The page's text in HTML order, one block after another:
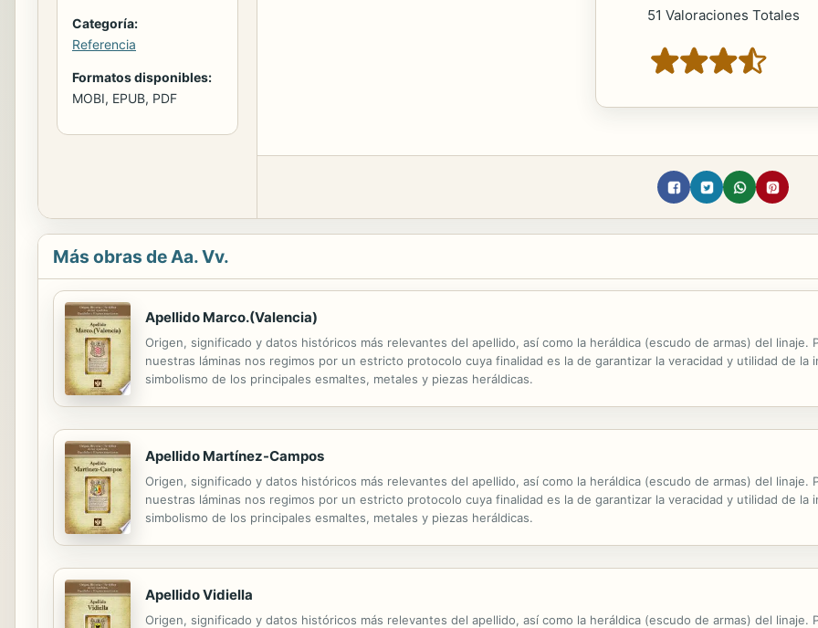
Categoría:
Referencia
Formatos disponibles:
MOBI, EPUB, PDF
51 Valoraciones Totales
Más obras de Aa. Vv.
Apellido Marco.(Valencia)
Origen, significado y datos históricos más relevantes del apellido, así como la heráldica (escudo de armas) del linaje.
nuestras láminas nos regimos por un estricto protocolo cuya finalidad es la de garantizar la veracidad y utilidad de la
simbolismo de los principales esmaltes, metales y piezas heráldicas.
Apellido Martínez-Campos
Origen, significado y datos históricos más relevantes del apellido, así como la heráldica (escudo de armas) del linaje.
nuestras láminas nos regimos por un estricto protocolo cuya finalidad es la de garantizar la veracidad y utilidad de la
simbolismo de los principales esmaltes, metales y piezas heráldicas.
Apellido Vidiella
Origen, significado y datos históricos más relevantes del apellido, así como la heráldica (escudo de armas) del linaje.